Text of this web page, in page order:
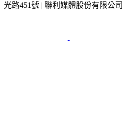
光路451號 | 聯利媒體股份有限公司